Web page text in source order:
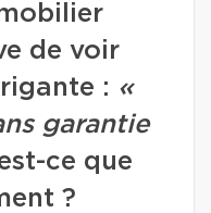
de voir
: «
garantie
ce que
?